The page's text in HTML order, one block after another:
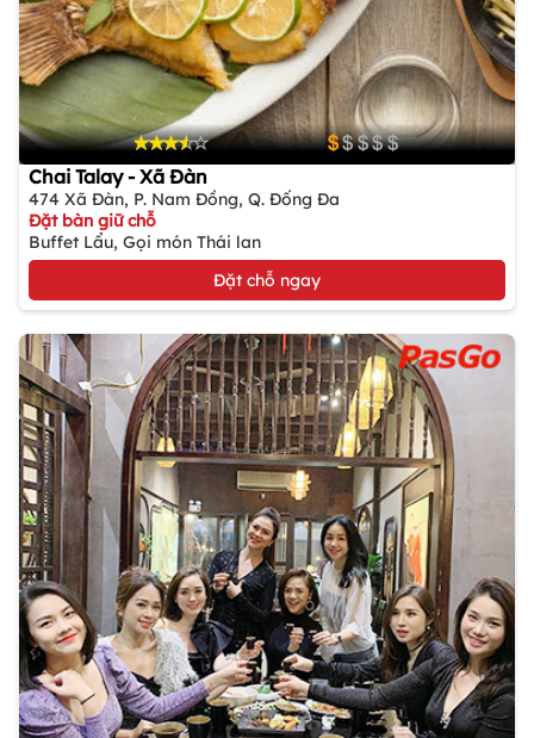
Chai Talay - Xã Đàn
474 Xã Đàn, P. Nam Đồng, Q. Đống Đa
Đặt bàn giữ chỗ
Buffet Lẩu, Gọi món Thái lan
Đặt chỗ ngay